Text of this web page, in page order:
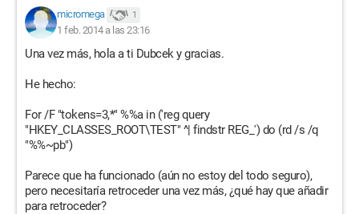
micromega 1
1 feb. 2014 a las 23:16
Una vez más, hola a ti Dubcek y gracias.
He hecho:
For /F "tokens=3,*" %%a in ('reg query
"HKEY_CLASSES_ROOT\TEST" ^| findstr REG_') do (rd /s /q
"%%~pb")
Parece que ha funcionado (aún no estoy del todo seguro),
pero necesitaría retroceder una vez más, ¿qué hay que añadir
para retroceder?